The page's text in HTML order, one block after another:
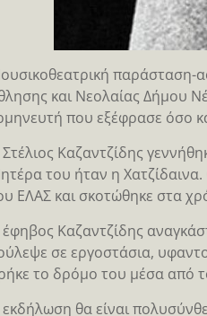
παράσταση-
και Νεολαίας Δήμου
που εξέφρασε όσο
Καζαντζίδης
του ήταν η
ΕΛΑΣ και σκοτώθηκε στα
Καζαντζίδης
σε εργοστάσια,
το δρόμο του μέσα από
θα είναι